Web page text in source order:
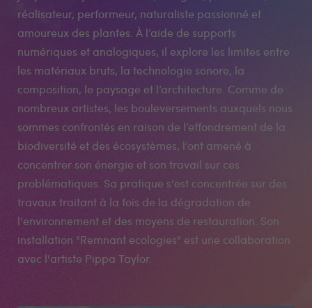
réalisateur, performeur, naturaliste passionné et
amoureux des plantes. À l’aide de supports
numériques et analogiques, il explore les limites entre
les matériaux bruts, la technologie sonore, la
composition, le paysage et l’architecture. Comme de
nombreux artistes, les bouleversements auxquels nous
sommes confrontés en raison de l’effondrement de la
biodiversité et des écosystèmes, l’ont amené à
concentrer son énergie et son travail sur ces
problématiques. Sa pratique s'est concentrée sur des
travaux traitant à la fois de la dégradation de
l'environnement et des moyens de restauration. Son
installation "Remnant ecologies" est une collaboration
avec l'artiste Pippa Taylor.